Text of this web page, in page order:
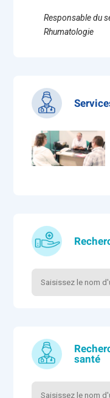
Responsable du
Rhumatologie
santé